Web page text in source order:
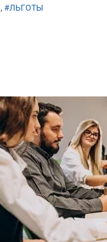
#ЛЬГОТЫ